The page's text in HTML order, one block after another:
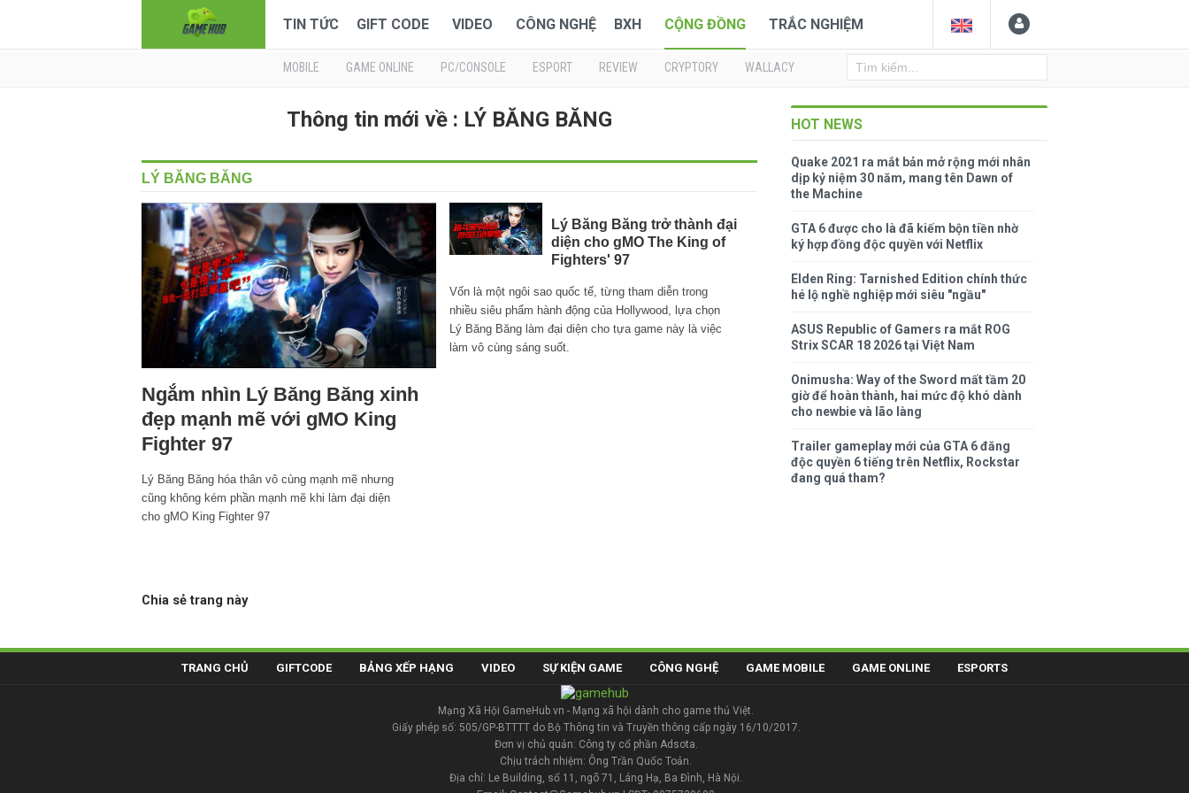
TIN TỨC GIFT CODE VIDEO CÔNG NGHỆ BXH CỘNG ĐỒNG TRẮC NGHIỆM
MOBILE GAME ONLINE PC/CONSOLE ESPORT REVIEW CRYPTORY WALLACY
Thông tin mới về : LÝ BĂNG BĂNG
LÝ BĂNG BĂNG
Ngắm nhìn Lý Băng Băng xinh
đẹp mạnh mẽ với gMO King
Fighter 97
Lý Băng Băng hóa thân vô cùng mạnh mẽ nhưng
cũng không kém phần mạnh mẽ khi làm đại diện
cho gMO King Fighter 97
Lý Băng Băng trở thành đại
diện cho gMO The King of
Fighters' 97
Vốn là một ngôi sao quốc tế, từng tham diễn trong
nhiều siêu phẩm hành động của Hollywood, lựa chọn
Lý Băng Băng làm đại diện cho tựa game này là việc
làm vô cùng sáng suốt.
Chia sẻ trang này
HOT NEWS
Quake 2021 ra mắt bản mở rộng mới nhân
dịp kỷ niệm 30 năm, mang tên Dawn of
the Machine
GTA 6 được cho là đã kiếm bộn tiền nhờ
ký hợp đồng độc quyền với Netflix
Elden Ring: Tarnished Edition chính thức
hé lộ nghề nghiệp mới siêu "ngầu"
ASUS Republic of Gamers ra mắt ROG
Strix SCAR 18 2026 tại Việt Nam
Onimusha: Way of the Sword mất tầm 20
giờ để hoàn thành, hai mức độ khó dành
cho newbie và lão làng
Trailer gameplay mới của GTA 6 đăng
độc quyền 6 tiếng trên Netflix, Rockstar
đang quá tham?
TRANG CHỦ GIFTCODE BẢNG XẾP HẠNG VIDEO SỰ KIỆN GAME CÔNG NGHỆ GAME MOBILE GAME ONLINE ESPORTS
Mạng Xã Hội GameHub.vn - Mạng xã hội dành cho game thủ Việt.
Giấy phép số: 505/GP-BTTTT do Bộ Thông tin và Truyền thông cấp ngày 16/10/2017.
Đơn vị chủ quản: Công ty cổ phần Adsota.
Chịu trách nhiệm: Ông Trần Quốc Toản.
Địa chỉ: Le Building, số 11, ngõ 71, Láng Hạ, Ba Đình, Hà Nội.